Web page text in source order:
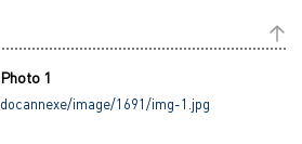
Photo 1
docannexe/image/1691/img-1.jpg